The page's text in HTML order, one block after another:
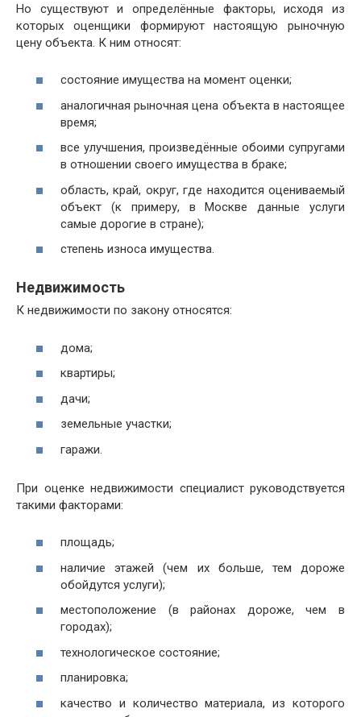
Но существуют и определённые факторы, исходя из
которых оценщики формируют настоящую рыночную
цену объекта. К ним относят:
состояние имущества на момент оценки;
аналогичная рыночная цена объекта в настоящее
время;
все улучшения, произведённые обоими супругами
в отношении своего имущества в браке;
область, край, округ, где находится оцениваемый
объект (к примеру, в Москве данные услуги
самые дорогие в стране);
степень износа имущества.
Недвижимость
К недвижимости по закону относятся:
дома;
квартиры;
дачи;
земельные участки;
гаражи.
При оценке недвижимости специалист руководствуется
такими факторами:
площадь;
наличие этажей (чем их больше, тем дороже
обойдутся услуги);
местоположение (в районах дороже, чем в
городах);
технологическое состояние;
планировка;
качество и количество материала, из которого